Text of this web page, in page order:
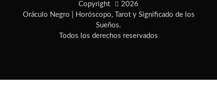
o
k
f
r
a
m
e
s
p
Copyright
2026
Oráculo Negro | Horóscopo, Tarot y Significado de los
Sueños.
Todos los derechos reservados